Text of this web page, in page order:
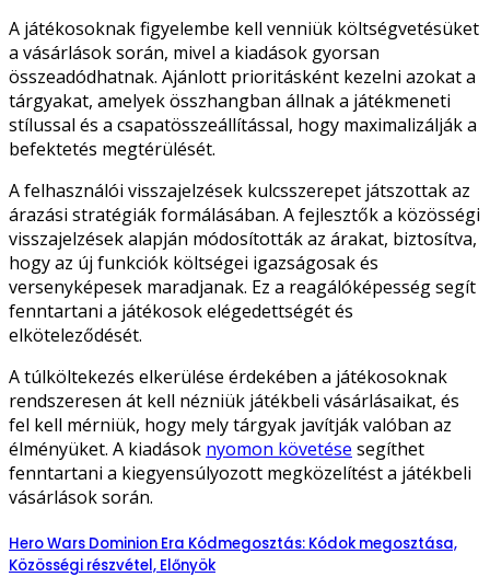
A játékosoknak figyelembe kell venniük költségvetésüket
a vásárlások során, mivel a kiadások gyorsan
összeadódhatnak. Ajánlott prioritásként kezelni azokat a
tárgyakat, amelyek összhangban állnak a játékmeneti
stílussal és a csapatösszeállítással, hogy maximalizálják a
befektetés megtérülését.
A felhasználói visszajelzések kulcsszerepet játszottak az
árazási stratégiák formálásában. A fejlesztők a közösségi
visszajelzések alapján módosították az árakat, biztosítva,
hogy az új funkciók költségei igazságosak és
versenyképesek maradjanak. Ez a reagálóképesség segít
fenntartani a játékosok elégedettségét és
elköteleződését.
A túlköltekezés elkerülése érdekében a játékosoknak
rendszeresen át kell nézniük játékbeli vásárlásaikat, és
fel kell mérniük, hogy mely tárgyak javítják valóban az
élményüket. A kiadások nyomon követése segíthet
fenntartani a kiegyensúlyozott megközelítést a játékbeli
vásárlások során.
Hero Wars Dominion Era Kódmegosztás: Kódok megosztása,
Közösségi részvétel, Előnyök